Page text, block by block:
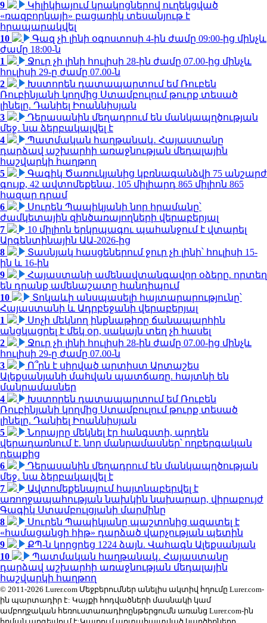
9
Կիլիկիայում կրակոցներով ուղեկցված
«ռազբորկայի» բացառիկ տեսանյութ է
հրապարակվել
10
Գազ չի լինի օգոստոսի 4-ին ժամը 09:00-ից մինչև
ժամը 18:00-ն
1
Ջուր չի լինի հուլիսի 28-ին ժամը 07.00-ից մինչև
հուլիսի 29-ը ժամը 07.00-ն
2
Խստորեն դատապարտում եմ Ռուբեն
Ռուբինյանի կողմից Ստամբուլում թուրք տեսած
լինելը. Դանիել Իոաննիսյան
3
Դերասանին մեղադրում են մանկապղծության
մեջ․ նա ձերբակալվել է
4
Պատմական հաղթանակ․ Հայաստանը
դարձավ աշխարհի առաջնության մեդալային
հաշվարկի հաղթող
5
Գագիկ Ծառուկյանից կբռնագանձվի 75 անշարժ
գույք, 42 ավտոմեքենա, 105 միլիարդ 865 միլիոն 865
հազար դրամ
6
Սուրեն Պապիկյանի նոր հրամանը՝
ժամկետային զինծառայողների վերաբերյալ
7
10 միլիոն երկրպագու պահանջում է վտարել
Արգենտինային ԱԱ-2026-ից
8
Տասնյակ հասցեներում ջուր չի լինի՝ հուլիսի 15-
ին և 16-ին
9
Հայաստանի ամենավտանգավոր օձերը. որտեղ
են դրանք ամենաշատը հանդիպում
10
Տոկաևի անսպասելի հայտարարությունը՝
Հայաստանի և Ադրբեջանի վերաբերյալ
1
Սոչի մեկնող ինքնաթիռը ճանապարհին
անցկացրել է մեկ օր, սակայն տեղ չի հասել
2
Ջուր չի լինի հուլիսի 28-ին ժամը 07.00-ից մինչև
հուլիսի 29-ը ժամը 07.00-ն
3
Ո՞րն է սիրված արտիստ Արտաշես
Ալեքսանյանի մահվան պատճառը. հայտնի են
մանրամասներ
4
Խստորեն դատապարտում եմ Ռուբեն
Ռուբինյանի կողմից Ստամբուլում թուրք տեսած
լինելը. Դանիել Իոաննիսյան
5
Նորայրը մեկնել էր հանգստի, արդեն
վերադառնում է. նոր մանրամասներ՝ ողբերգական
դեպքից
6
Դերասանին մեղադրում են մանկապղծության
մեջ․ նա ձերբակալվել է
7
Ավտոմեքենայում հայտնաբերվել է
առողջապահության նախկին նախարար, վիրաբույժ
Գագիկ Ստամբուլցյանի մարմինը
8
Սուրեն Պապիկյանը պաշտոնից ազատել է
«համացանցի հիթ» դարձած վարչության պետին
9
ՔՊ-ն կորցրեց 1224 ձայն. Վահագն Ալեքսանյան
10
Պատմական հաղթանակ․ Հայաստանը
դարձավ աշխարհի առաջնության մեդալային
հաշվարկի հաղթող
© 2011-2026 Lurer.com Մեջբերումներ անելիս ակտիվ հղումը Lurer.com-
ին պարտադիր է: Կայքի հոդվածների մասնակի կամ
ամբողջական հեռուստառադիոընթերցումն առանց Lurer.com-ին